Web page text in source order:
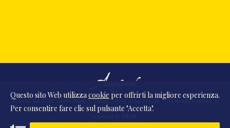
© 2026 Ass. Cult. Amici Musica Asiago - P.Iva 02342390248 - Via monte Pasubio, 11
- 36010 Zanè (VI) Italia
webdesignDAAMSTUDIO
Questo sito Web utilizzacookie per offrirti la migliore esperienza.
Per consentire fare clic sul pulsante "Accetta".